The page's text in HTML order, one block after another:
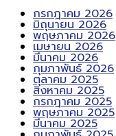
กรกฎาคม 2026
มิถุนายน 2026
พฤษภาคม 2026
เมษายน 2026
มีนาคม 2026
กุมภาพันธ์ 2026
ตุลาคม 2025
สิงหาคม 2025
กรกฎาคม 2025
พฤษภาคม 2025
มีนาคม 2025